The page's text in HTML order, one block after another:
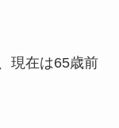
現在は65歳前